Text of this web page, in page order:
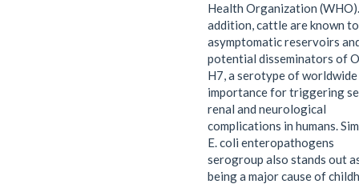
Health Organization
addition, cattle are known
asymptomatic reservoirs
potential disseminators of
H7, a serotype of worldwide
importance for triggering
renal and neurological
complications in humans.
E. coli enteropathogens
serogroup also stands out
being a major cause of